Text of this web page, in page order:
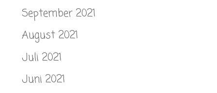
September 2021
August 2021
Juli 2021
Juni 2021